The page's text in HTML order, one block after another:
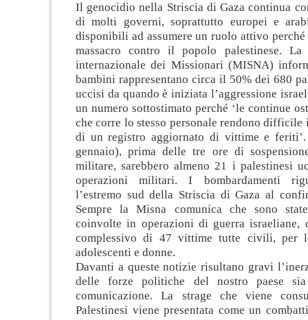
Il genocidio nella Striscia di Gaza continua
di molti governi, soprattutto europei e
disponibili ad assumere un ruolo attivo
massacro contro il popolo palestinese. La
internazionale dei Missionari (MISNA)
bambini rappresentano circa il 50% dei 680
uccisi da quando è iniziata l’aggressione
un numero sottostimato perché ‘le continue
che corre lo stesso personale rendono difficile
di un registro aggiornato di vittime e
gennaio), prima delle tre ore di
militare, sarebbero almeno 21 i palestinesi
operazioni militari. I bombardamenti
l’estremo sud della Striscia di Gaza al
Sempre la Misna comunica che sono
coinvolte in operazioni di guerra israeliane,
complessivo di 47 vittime tutte civili, per
adolescenti e donne.
Davanti a queste notizie risultano gravi
delle forze politiche del nostro paese
comunicazione. La strage che viene
Palestinesi viene presentata come un